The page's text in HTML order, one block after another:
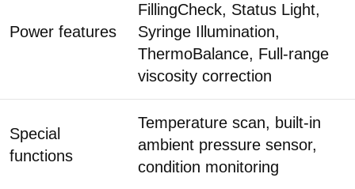
Power features
FillingCheck, Status Light,
Syringe Illumination,
ThermoBalance, Full-range
viscosity correction
Special
functions
Temperature scan, built-in
ambient pressure sensor,
condition monitoring